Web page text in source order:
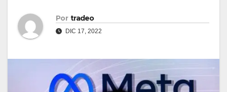
Por tradeo
DIC 17, 2022